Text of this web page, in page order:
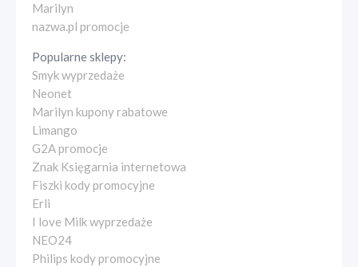
Marilyn
nazwa.pl promocje
Popularne sklepy:
Smyk wyprzedaże
Neonet
Marilyn kupony rabatowe
Limango
G2A promocje
Znak Księgarnia internetowa
Fiszki kody promocyjne
Erli
I love Milk wyprzedaże
NEO24
Philips kody promocyjne